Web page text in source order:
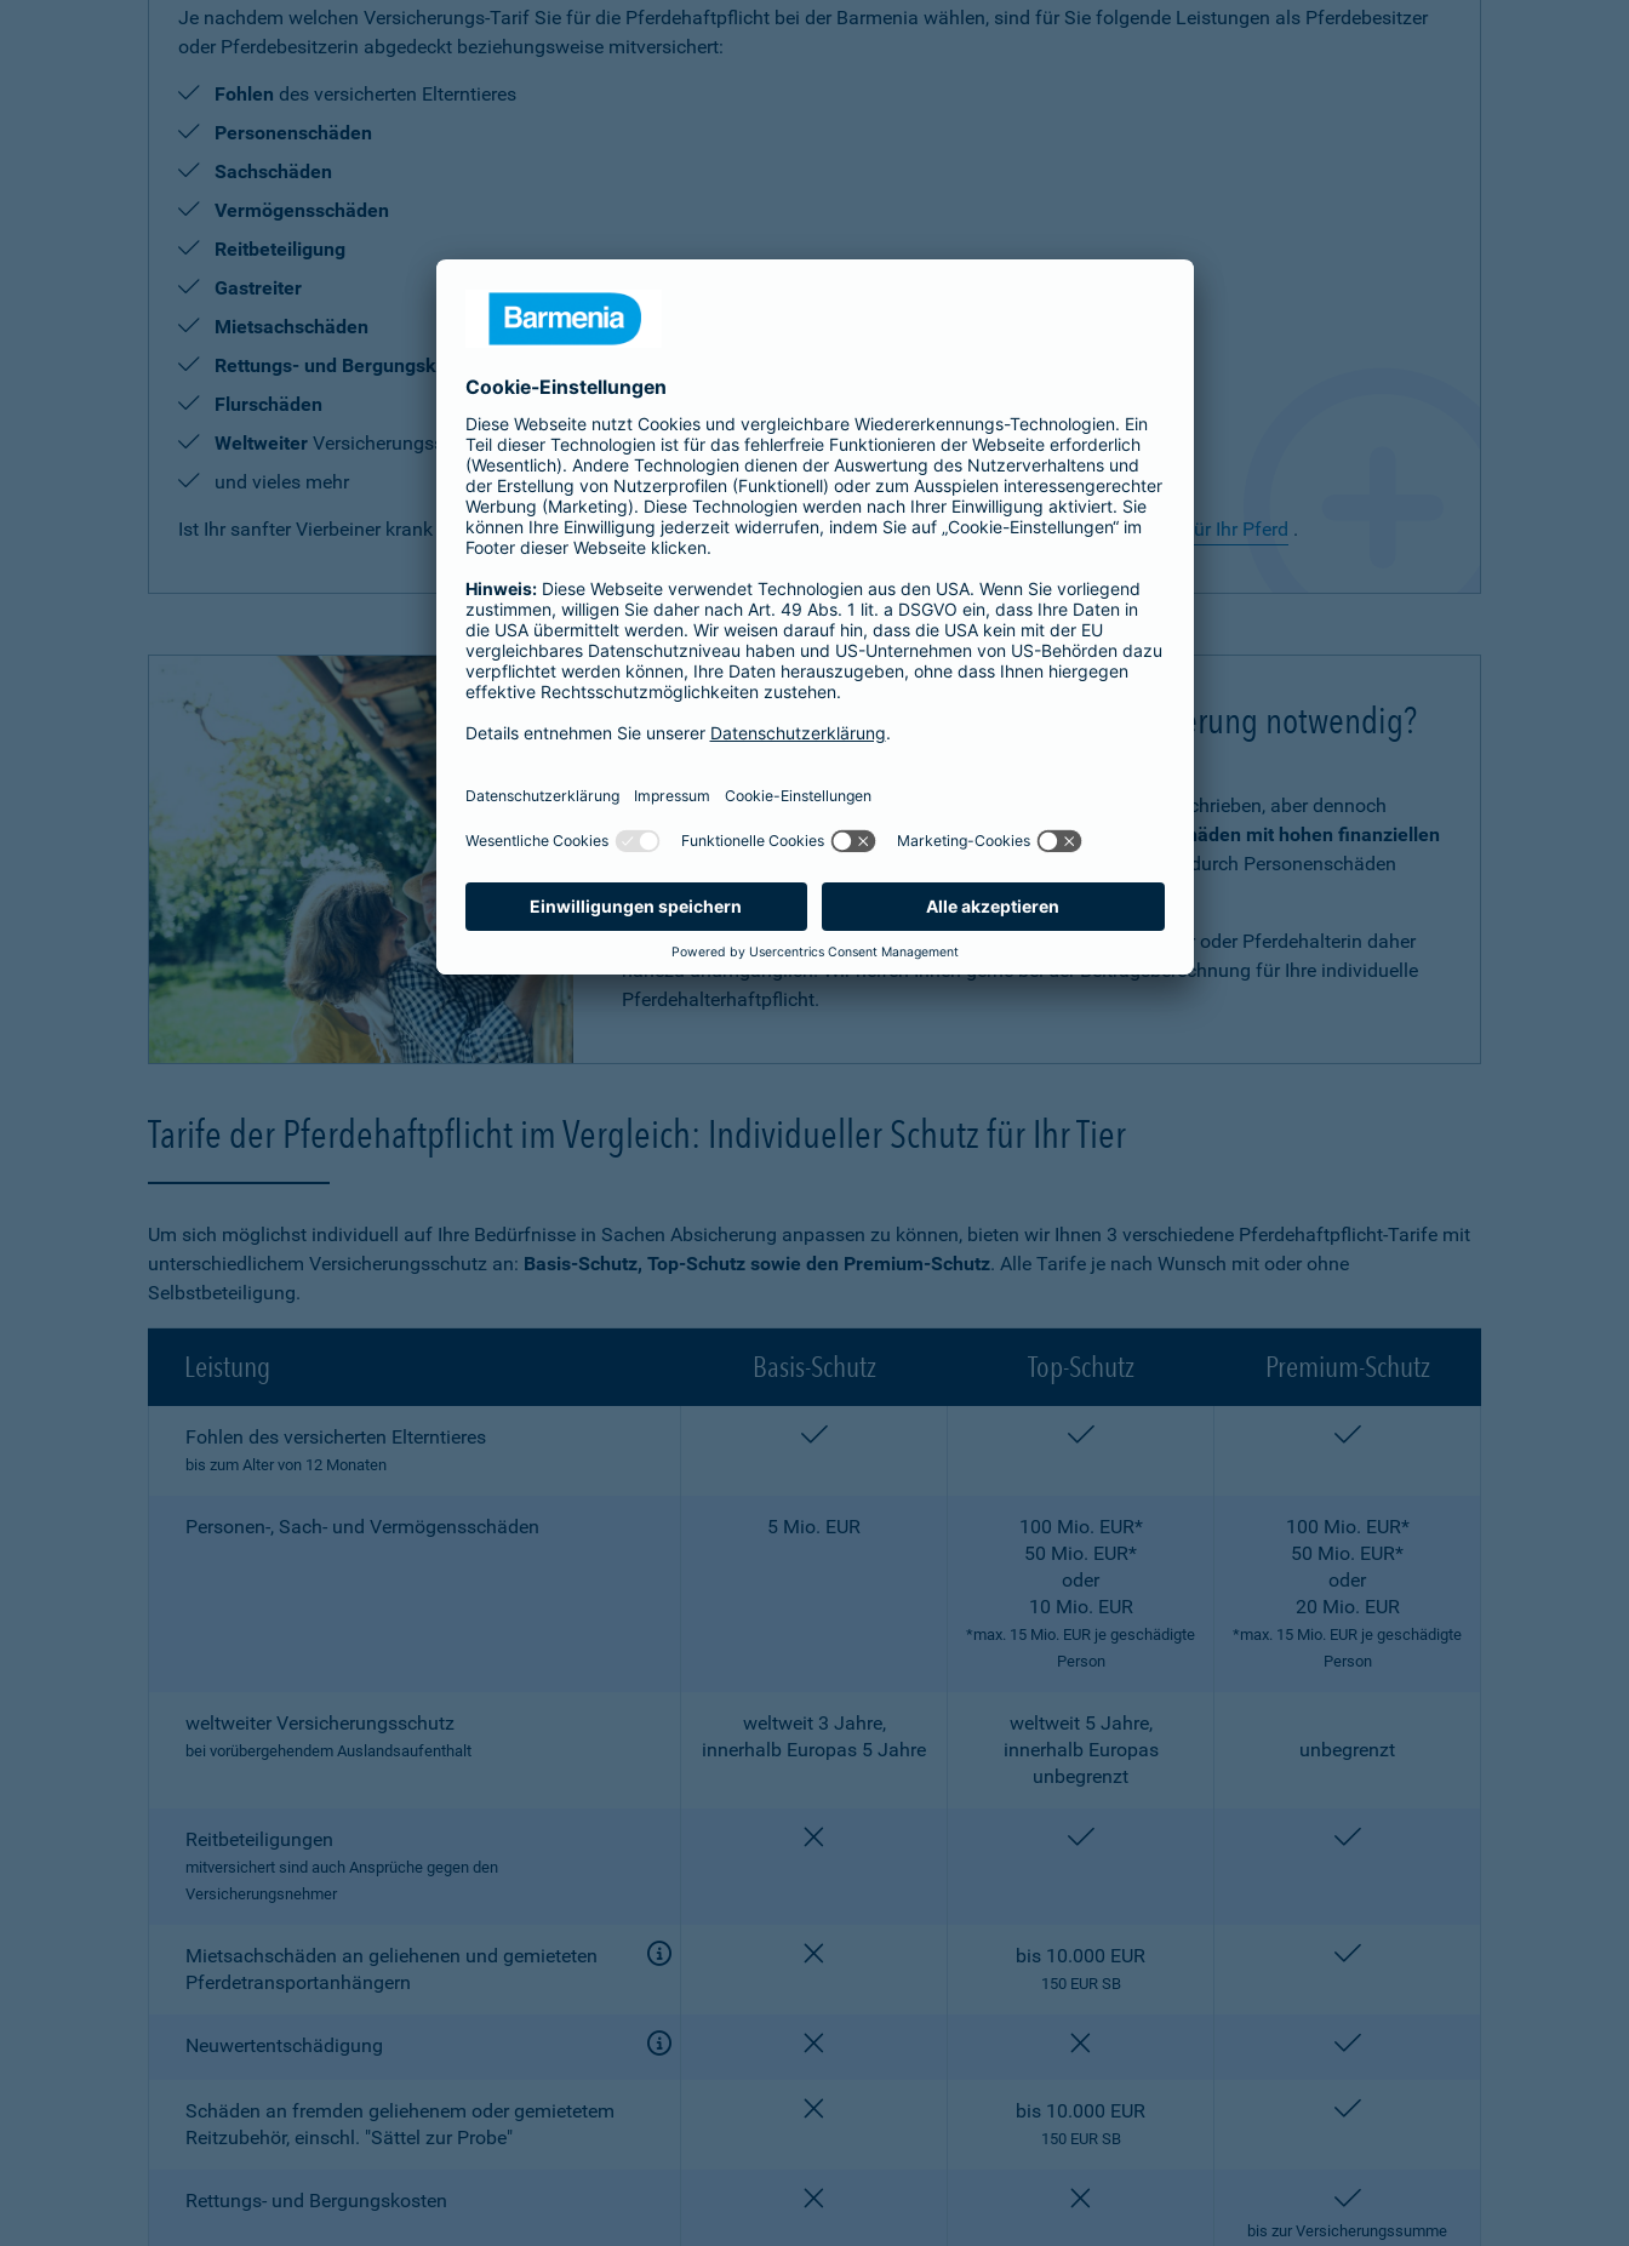
Je nachdem welchen Versicherungs-Tarif Sie für die Pferdehaftpflicht bei der Barmenia wählen, sind für Sie folgende Leistungen als Pferdebesitzer
oder Pferdebesitzerin abgedeckt beziehungsweise mitversichert:
Fohlen des versicherten Elterntieres
Personenschäden
Sachschäden
Vermögensschäden
Reitbeteiligung
Gastreiter
Mietsachschäden
Rettungs- und Bergungskosten
Flurschäden
Weltweiter Versicherungsschutz
und vieles mehr
Ist Ihr sanfter Vierbeiner krank oder benötigt eine Operation? Zu unseren Leistungen gehört auch eineOP Versicherung für Ihr Pferd .
Für welche Pferde ist eine Haftpflichtversicherung notwendig?
Zwar ist eine Pferdehaftpflichtversicherung nicht gesetzlich vorgeschrieben, aber dennoch
äußerst sinnvoll. Pferde können aufgrund Ihrer Statur und Kraft
Schäden mit hohen finanziellen
verursachen. Schadenersatzansprüche, verursacht durch Personenschäden
Millionenhöhe
Eine Haftpflichtversicherung für Ihr Pferd ist für Sie als Pferdehalter oder Pferdehalterin daher
nahezu unumgänglich. Wir helfen Ihnen gerne bei der Beitragsberechnung für Ihre individuelle
Pferdehalterhaftpflicht.
Tarife der Pferdehaftpflicht im Vergleich: Individueller Schutz für Ihr Tier
Um sich möglichst individuell auf Ihre Bedürfnisse in Sachen Absicherung anpassen zu können, bieten wir Ihnen 3 verschiedene Pferdehaftpflicht-Tarife mit
unterschiedlichem Versicherungsschutz an: Basis-Schutz, Top-Schutz sowie den Premium-Schutz. Alle Tarife je nach Wunsch mit oder ohne
Selbstbeteiligung.
Leistung Basis-Schutz Top-Schutz Premium-Schutz
Fohlen des versicherten Elterntieres
bis zum Alter von 12 Monaten
enthalten enthalten enthalten
Personen-, Sach- und Vermögensschäden 5 Mio. EUR
100 Mio. EUR*
50 Mio. EUR*
oder
10 Mio. EUR
*max. 15 Mio. EUR je geschädigte
Person
100 Mio. EUR*
50 Mio. EUR*
oder
20 Mio. EUR
*max. 15 Mio. EUR je geschädigte
Person
weltweiter Versicherungsschutz
bei vorübergehendem Auslandsaufenthalt
weltweit 3 Jahre,
innerhalb Europas 5 Jahre
weltweit 5 Jahre,
innerhalb Europas
unbegrenzt
unbegrenzt
Reitbeteiligungen
mitversichert sind auch Ansprüche gegen den
Versicherungsnehmer
enthalten enthalten
Mietsachschäden an geliehenen und gemieteten
Pferdetransportanhängern
bis 10.000 EUR
150 EUR SB
enthalten
Neuwertentschädigung enthalten
Schäden an fremden geliehenem oder gemietetem
Reitzubehör, einschl. "Sättel zur Probe"
bis 10.000 EUR
150 EUR SB
enthalten
Rettungs- und Bergungskosten enthalten
bis zur Versicherungssumme